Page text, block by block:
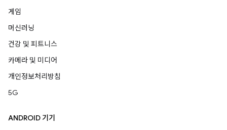
게임
머신러닝
건강 및 피트니스
카메라 및 미디어
개인정보처리방침
5G
ANDROID 기기